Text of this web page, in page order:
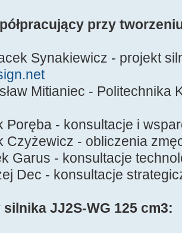
przy
Synakiewicz - projekt
Mitianiec - Politechnika
Poręba - konsultacje i
Czyżewicz - obliczenia
Garus - konsultacje
Dec - konsultacje
JJ2S-WG 125 cm3: